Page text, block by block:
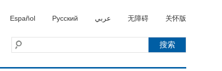
Español Русский عربي 无障碍 关怀版